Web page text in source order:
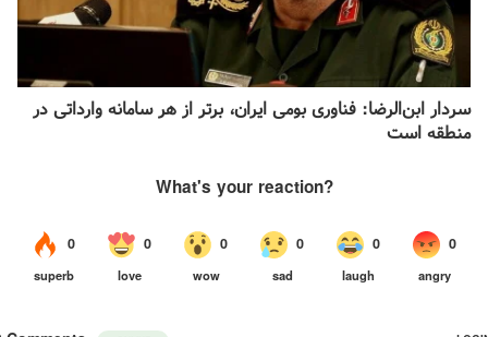
سردار ابن‌الرضا: فناوری بومی ایران، برتر از هر سامانه وارداتی در
منطقه است